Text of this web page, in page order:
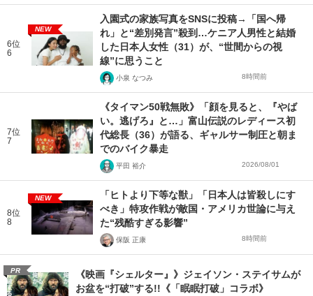
6位
6
NEW
入園式の家族写真をSNSに投稿→「国へ帰
れ」と“差別発言”殺到…ケニア人男性と結婚
した日本人女性（31）が、“世間からの視
線”に思うこと
小泉 なつみ 8時間前
7位
7
《タイマン50戦無敗》「顔を見ると、『やば
い。逃げろ』と…」富山伝説のレディース初
代総長（36）が語る、ギャルサー制圧と朝ま
でのバイク暴走
平田 裕介 2026/08/01
8位
8
NEW
「ヒトより下等な獣」「日本人は皆殺しにす
べき」特攻作戦が敵国・アメリカ世論に与え
た“残酷すぎる影響”
保阪 正康 8時間前
PR
《映画『シェルター』》ジェイソン・ステイサムが
お盆を“打破”する!!《「眠眠打破」コラボ》